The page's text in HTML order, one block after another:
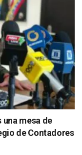
mesa de
de Contadores